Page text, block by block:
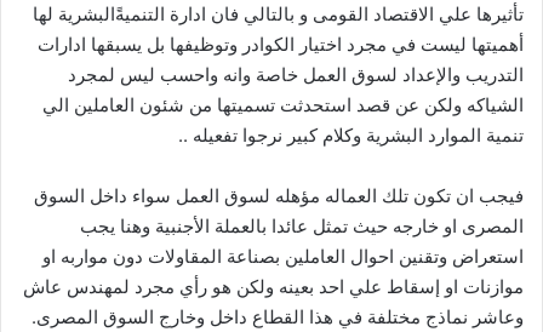
ا
تأثيرها علي الاقتصاد القومى و بالتالي فان ادارة التنميةًالبشرية لها
أهميتها ليست في مجرد اختيار الكوادر وتوظيفها بل يسبقها ادارات
التدريب والإعداد لسوق العمل خاصة وانه واحسب ليس لمجرد
الشياكه ولكن عن قصد استحدثت تسميتها من شئون العاملين الي
تنمية الموارد البشرية وكلام كبير نرجوا تفعيله ..
فيجب ان تكون تلك العماله مؤهله لسوق العمل سواء داخل السوق
المصرى او خارجه حيث تمثل عائدا بالعملة الأجنبية وهنا يجب
استعراض وتقنين احوال العاملين بصناعة المقاولات دون مواربه او
موازنات او إسقاط علي احد بعينه ولكن هو رأي مجرد لمهندس عاش
وعاشر نماذج مختلفة في هذا القطاع داخل وخارج السوق المصرى.